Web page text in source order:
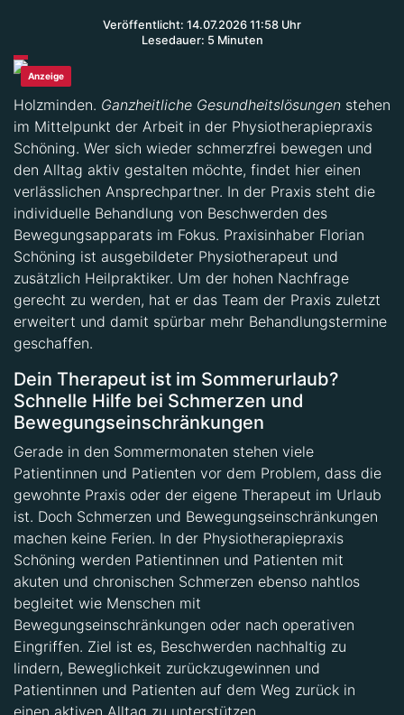
Veröffentlicht: 14.07.2026 11:58 Uhr
Lesedauer: 5 Minuten
Anzeige
Holzminden. Ganzheitliche Gesundheitslösungen stehen
im Mittelpunkt der Arbeit in der Physiotherapiepraxis
Schöning. Wer sich wieder schmerzfrei bewegen und
den Alltag aktiv gestalten möchte, findet hier einen
verlässlichen Ansprechpartner. In der Praxis steht die
individuelle Behandlung von Beschwerden des
Bewegungsapparats im Fokus. Praxisinhaber Florian
Schöning ist ausgebildeter Physiotherapeut und
zusätzlich Heilpraktiker. Um der hohen Nachfrage
gerecht zu werden, hat er das Team der Praxis zuletzt
erweitert und damit spürbar mehr Behandlungstermine
geschaffen.
Dein Therapeut ist im Sommerurlaub?
Schnelle Hilfe bei Schmerzen und
Bewegungseinschränkungen
Gerade in den Sommermonaten stehen viele
Patientinnen und Patienten vor dem Problem, dass die
gewohnte Praxis oder der eigene Therapeut im Urlaub
ist. Doch Schmerzen und Bewegungseinschränkungen
machen keine Ferien. In der Physiotherapiepraxis
Schöning werden Patientinnen und Patienten mit
akuten und chronischen Schmerzen ebenso nahtlos
begleitet wie Menschen mit
Bewegungseinschränkungen oder nach operativen
Eingriffen. Ziel ist es, Beschwerden nachhaltig zu
lindern, Beweglichkeit zurückzugewinnen und
Patientinnen und Patienten auf dem Weg zurück in
einen aktiven Alltag zu unterstützen.